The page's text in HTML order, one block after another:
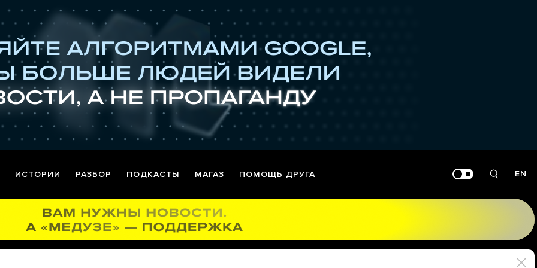
ИСТОРИИ РАЗБОР ПОДКАСТЫ МАГАЗ ПОМОЩЬ ДРУГА EN